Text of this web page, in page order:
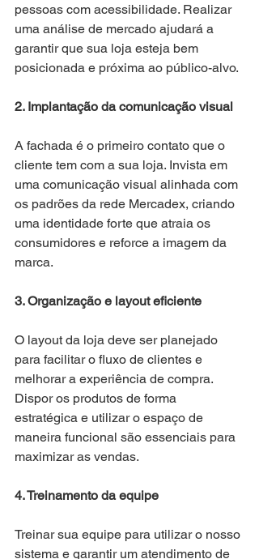
pessoas com acessibilidade. Realizar
uma análise de mercado ajudará a
garantir que sua loja esteja bem
posicionada e próxima ao público-alvo.
2. Implantação da comunicação visual
A fachada é o primeiro contato que o
cliente tem com a sua loja. Invista em
uma comunicação visual alinhada com
os padrões da rede Mercadex, criando
uma identidade forte que atraia os
consumidores e reforce a imagem da
marca.
3. Organização e layout eficiente
O layout da loja deve ser planejado
para facilitar o fluxo de clientes e
melhorar a experiência de compra.
Dispor os produtos de forma
estratégica e utilizar o espaço de
maneira funcional são essenciais para
maximizar as vendas.
4. Treinamento da equipe
Treinar sua equipe para utilizar o nosso
sistema e garantir um atendimento de